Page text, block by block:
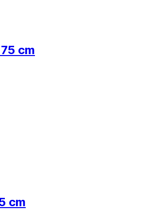
cm
cm